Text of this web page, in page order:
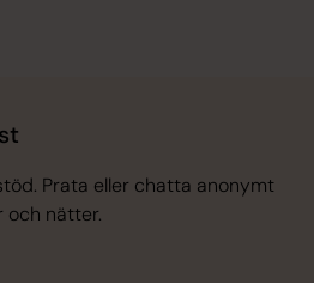
Prata eller chatta anonymt
och nätter.